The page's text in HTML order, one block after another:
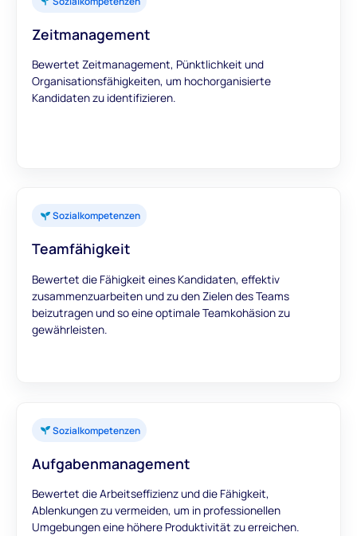
Zeitmanagement
Bewertet Zeitmanagement, Pünktlichkeit und
Organisationsfähigkeiten, um hochorganisierte
Kandidaten zu identifizieren.
Sozialkompetenzen
Teamfähigkeit
Bewertet die Fähigkeit eines Kandidaten, effektiv
zusammenzuarbeiten und zu den Zielen des Teams
beizutragen und so eine optimale Teamkohäsion zu
gewährleisten.
Sozialkompetenzen
Aufgabenmanagement
Bewertet die Arbeitseffizienz und die Fähigkeit,
Ablenkungen zu vermeiden, um in professionellen
Umgebungen eine höhere Produktivität zu erreichen.